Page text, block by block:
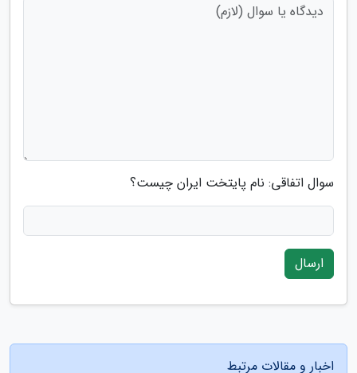
سوال اتفاقی: نام پایتخت ایران چیست؟
ارسال
اخبار و مقالات مرتبط